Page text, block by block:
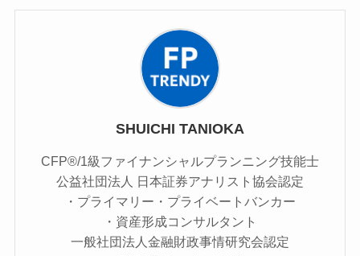
SHUICHI TANIOKA
CFP®/1級ファイナンシャルプランニング技能士
公益社団法人 日本証券アナリスト協会認定
・プライマリー・プライベートバンカー
・資産形成コンサルタント
一般社団法人金融財政事情研究会認定